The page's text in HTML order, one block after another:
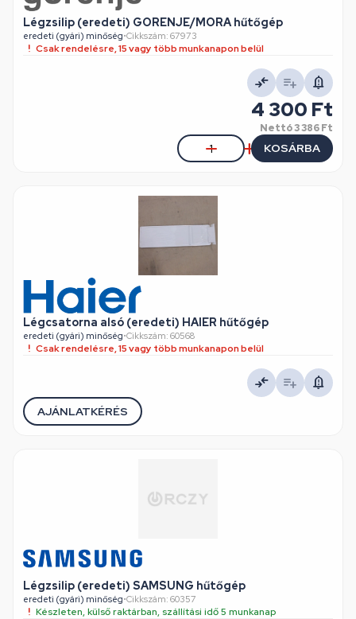
Légzsilip (eredeti) GORENJE/MORA hűtőgép
eredeti (gyári) minőség•Cikkszám: 67973
Csak rendelésre, 15 vagy több munkanapon belül
4 300 Ft
Nettó3 386 Ft
KOSÁRBA
Légcsatorna alsó (eredeti) HAIER hűtőgép
eredeti (gyári) minőség•Cikkszám: 60568
Csak rendelésre, 15 vagy több munkanapon belül
AJÁNLATKÉRÉS
Légzsilip (eredeti) SAMSUNG hűtőgép
eredeti (gyári) minőség•Cikkszám: 60357
Készleten, külső raktárban, szállítási idő 5 munkanap